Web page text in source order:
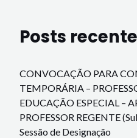
Posts
CONVOCAÇÃO PARA
TEMPORÁRIA –
EDUCAÇÃO ESPECIAL –
PROFESSOR REGENTE
Sessão de Designação